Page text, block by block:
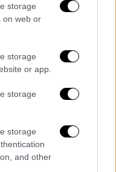
storage
on web or
storage
or app.
storage
storage
and other
αντιδήμαρχος
«το δέντρο
έπεσελόγω
Αθηναίων
που επέφεραν
πολιτών και
οι